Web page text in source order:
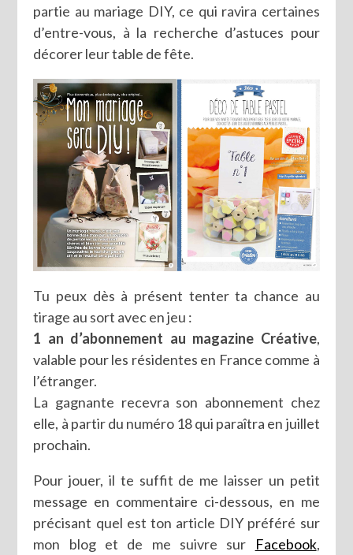
partie au mariage DIY, ce qui ravira certaines
d’entre-vous, à la recherche d’astuces pour
décorer leur table de fête.
Tu peux dès à présent tenter ta chance au
tirage au sort avec en jeu :
1 an d’abonnement au magazine Créative,
valable pour les résidentes en France comme à
l’étranger.
La gagnante recevra son abonnement chez
elle, à partir du numéro 18 qui paraîtra en juillet
prochain.
Pour jouer, il te suffit de me laisser un petit
message en commentaire ci-dessous, en me
précisant quel est ton article DIY préféré sur
mon blog et de me suivre sur
Facebook,